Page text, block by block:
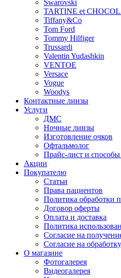
Swarovski
TARTINE et
Tiffany&Co
Tom Ford
Tommy Hilfiger
Trussardi
Valentin Yudashkin
VENTOE
Versace
Vogue
Woodys
Контактные линзы
Услуги
ДМС
Ночные линзы
Изготовление очков
Офтальмолог
Прайс-лист и
Акции
Покупателю
Статьи
Права пациентов
Политика обработки
Договор оферты
Оплата и доставка
Политика
Согласие на
Согласие на
О магазине
Фотогалерея
Видеогалерея